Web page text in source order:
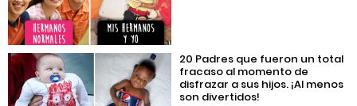
20 Padres que fueron un total
fracaso al momento de
disfrazar a sus hijos. ¡Al menos
son divertidos!